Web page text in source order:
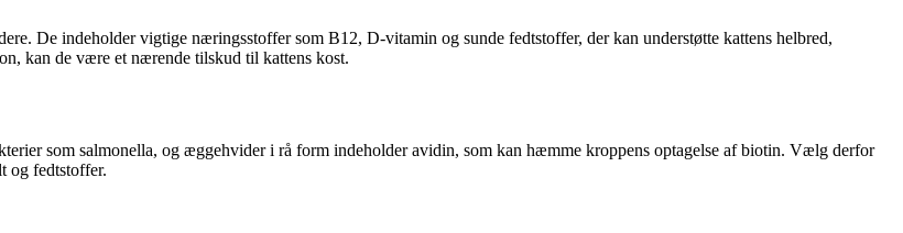
De indeholder vigtige næringsstoffer som B12, D-vitamin og sunde fedtstoffer, der kan understøtte kattens helbred,
kan de være et nærende tilskud til kattens kost.
som salmonella, og æggehvider i rå form indeholder avidin, som kan hæmme kroppens optagelse af biotin. Vælg derfor
og fedtstoffer.